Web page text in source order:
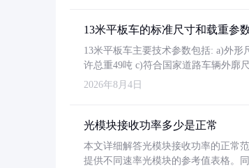
13米平板车的标准尺寸和载重参
13米平板车主要技术参数包括: a)外形
许总重49吨 c)符合国家道路车辆外廓
2026年8月4日
光模块接收功率多少是正常
本文详细解答光模块接收功率的正常
提供不同速率光模块的参考值表格。